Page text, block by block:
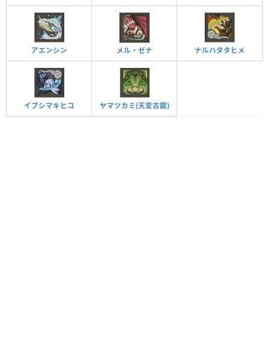
アエンシン メル・ゼナ ナルハタタヒメ
イブシマキヒコ ヤマツカミ(天変古龍)